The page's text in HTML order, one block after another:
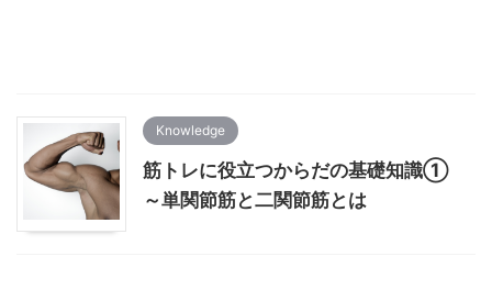
Knowledge
筋トレに役立つからだの基礎知識①
～単関節筋と二関節筋とは